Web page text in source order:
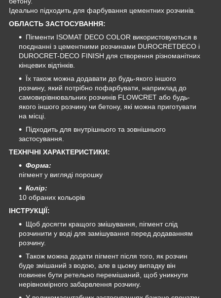
Ідеально підходить для фарбування цементних розчинів.
ОБЛАСТЬ ЗАСТОСУВАННЯ:
Пігменти ISOMAT DECO COLOR використовуються в
поєднанні з цементними розчинами DUROCRETDECO і
DUROCRET-DECO FINISH для створення різноманітних
кінцевих відтінків.
Їх також можна додавати до будь-якого іншого
розчину, який потрібно пофарбувати, наприклад до
самовирівнювальних розчинів FLOWCRET або будь-
якого іншого розчину чи бетону, які можна приготувати
на місці.
Підходить для внутрішнього та зовнішнього
застосування.
ТЕХНІЧНІ ХАРАКТЕРИСТИКИ:
Форма:
пігмент у вигляді порошку
Колір:
10 обраних кольорів
ІНСТРУКЦІЇ:
Щоб досягти кращого змішування, пігмент слід
розчинити у воді для замішування перед додаванням
розчину.
Також можна додати пігмент після того, як розчин
буде змішаний з водою, але в цьому випадку він
повинен бути ретельно перемішаний, щоб уникнути
нерівномірного забарвлення розчину.